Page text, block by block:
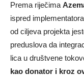
Prema riječima
ispred
od ciljeva projekta
preduslova da
lica u društvene
kao donator i kroz